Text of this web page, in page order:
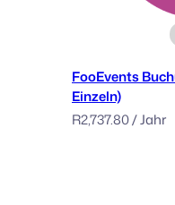
FooEvents
Einzeln)
R2,737.80/ Jahr